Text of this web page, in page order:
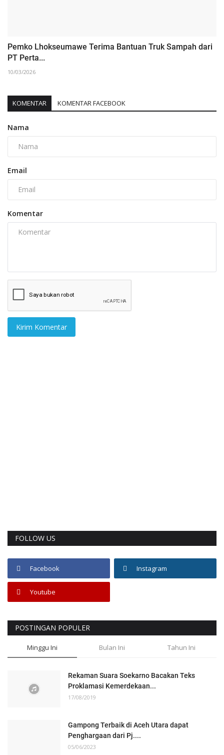
Pemko Lhokseumawe Terima Bantuan Truk Sampah dari
PT Perta...
10/03/2026
KOMENTAR KOMENTAR FACEBOOK
Nama
Email
Komentar
Kirim Komentar
FOLLOW US
Facebook Instagram
Youtube
POSTINGAN POPULER
Minggu Ini Bulan Ini Tahun Ini
Rekaman Suara Soekarno Bacakan Teks
Proklamasi Kemerdekaan...
17/08/2019
Gampong Terbaik di Aceh Utara dapat
Penghargaan dari Pj....
05/06/2023